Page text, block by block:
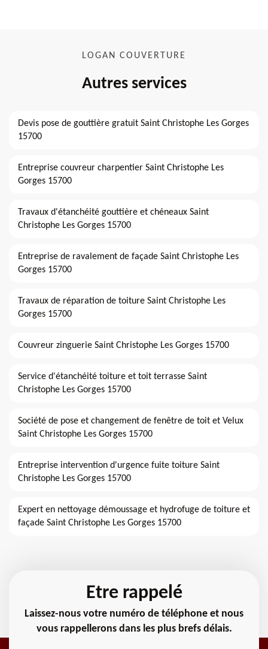
LOGAN COUVERTURE
Autres services
Devis pose de gouttière gratuit Saint Christophe Les Gorges
15700
Entreprise couvreur charpentier Saint Christophe Les
Gorges 15700
Travaux d'étanchéité gouttière et chéneaux Saint
Christophe Les Gorges 15700
Entreprise de ravalement de façade Saint Christophe Les
Gorges 15700
Travaux de réparation de toiture Saint Christophe Les
Gorges 15700
Couvreur zinguerie Saint Christophe Les Gorges 15700
Service d'étanchéité toiture et toit terrasse Saint
Christophe Les Gorges 15700
Société de pose et changement de fenêtre de toit et Velux
Saint Christophe Les Gorges 15700
Entreprise intervention d'urgence fuite toiture Saint
Christophe Les Gorges 15700
Expert en nettoyage démoussage et hydrofuge de toiture et
façade Saint Christophe Les Gorges 15700
Etre rappelé
Laissez-nous votre numéro de téléphone et nous
vous rappellerons dans les plus brefs délais.